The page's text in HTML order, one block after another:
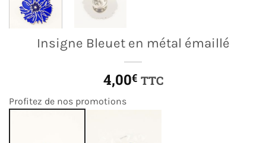
Insigne Bleuet en métal émaillé
4,00€ TTC
Profitez de nos promotions